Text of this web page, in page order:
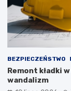
BEZPIECZEŃSTWO
Remont kładki
wandalizm